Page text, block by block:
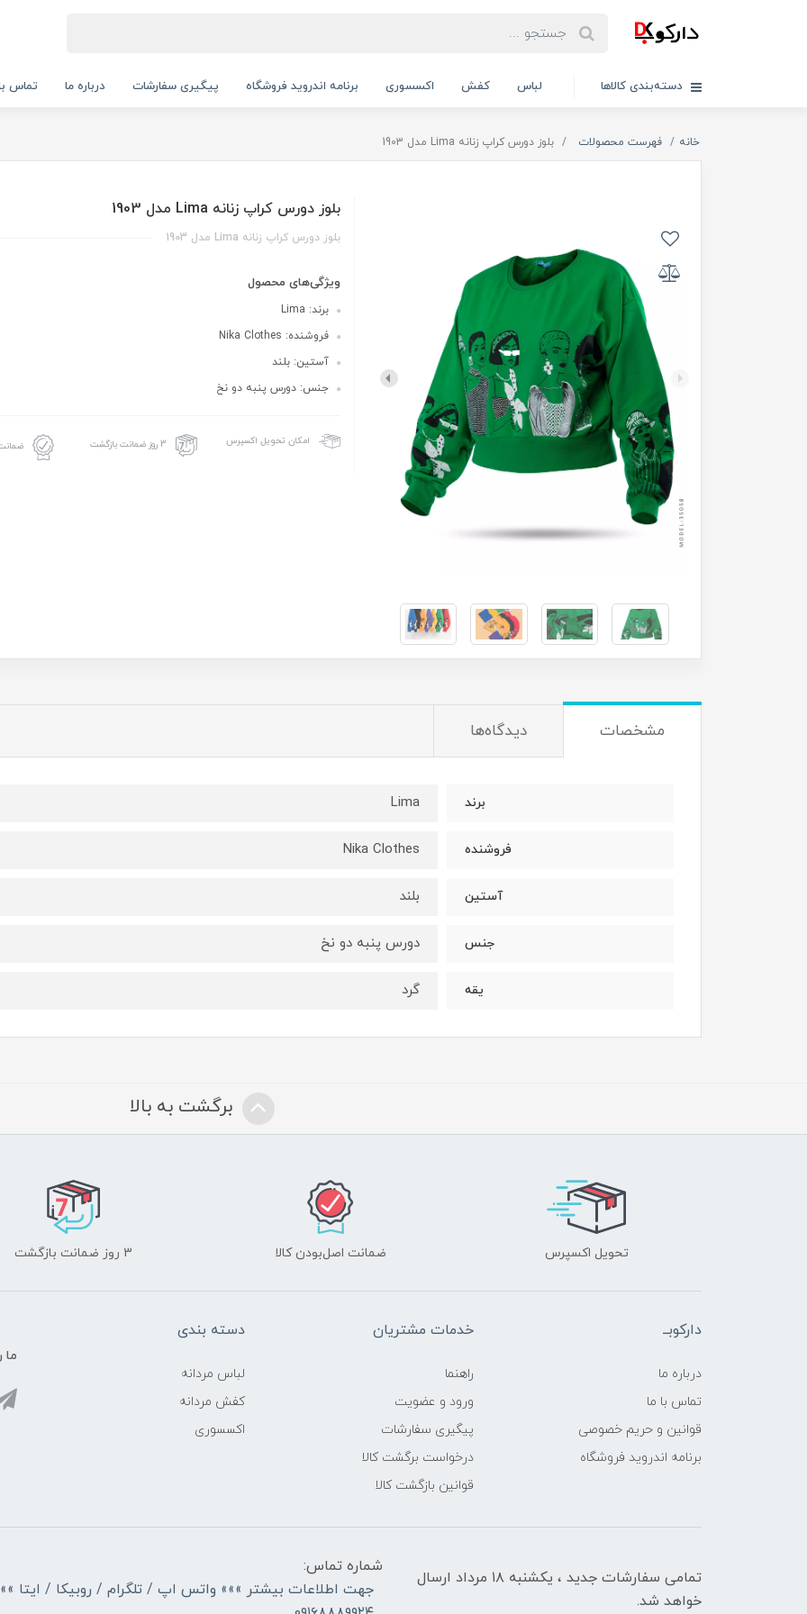
دسته‌بندی کالاها لباس کفش اکسسوری برنامه اندروید فروشگاه پیگیری سفارشات درباره ما تماس
خانه فهرست محصولات بلوز دورس کراپ زنانه Lima مدل 1903
بلوز دورس کراپ زنانه Lima مدل 1903
بلوز دورس کراپ زنانه Lima مدل 1903
ویژگی‌های محصول
برند: Lima
فروشنده: Nika Clothes
آستین: بلند
جنس: دورس پنبه دو نخ
امکان تحویل اکسپرس 3 روز ضمانت بازگشت
مشخصات دیدگاه‌ها
برند Lima
فروشنده Nika Clothes
آستین بلند
جنس دورس پنبه دو نخ
یقه گرد
برگشت به بالا
تحویل اکسپرس ضمانت اصل‌بودن کالا 3 روز ضمانت بازگشت
دارکوبــ
درباره ما
تماس با ما
قوانین و حریم خصوصی
برنامه اندروید فروشگاه
خدمات مشتریان
راهنما
ورود و عضویت
پیگیری سفارشات
درخواست برگشت کالا
قوانین بازگشت کالا
دسته بندی
لباس مردانه
کفش مردانه
اکسسوری
ما
تمامی سفارشات جدید ، یکشنبه ۱۸ مرداد ارسال
خواهد شد.
شماره تماس:
جهت اطلاعات بیشتر »»» واتس اپ / تلگرام / روبیکا / ایتا »»